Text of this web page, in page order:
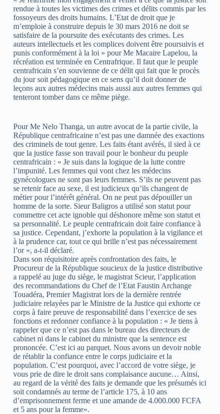
rendue à toutes les victimes des crimes et délits commis par les
fossoyeurs des droits humains. L’Etat de droit que je
m’emploie à construire depuis le 30 mars 2016 ne doit se
satisfaire de la poursuite des exécutants des crimes. Les
auteurs intellectuels et les complices doivent être poursuivis et
punis conformément à la loi » pour Me Macaire Lapelou, la
récréation est terminée en Centrafrique. Il faut que le peuple
centrafricain s’en souvienne de ce délit qui fait que le procès
du jour soit pédagogique en ce sens qu’il doit donner de
leçons aux autres médecins mais aussi aux autres femmes qui
tenteront tomber dans ce même piège.
Pour Me Nelo Thanga, un autre avocat de la partie civile, la
République centrafricaine n’est pas une damnée des exactions
des criminels de tout genre. Les faits étant avérés, il sied à ce
que la justice fasse son travail pour le bonheur du peuple
centrafricain : « Je suis dans la logique de la lutte contre
l’impunité. Les femmes qui vont chez les médecins
gynécologues ne sont pas leurs femmes. S’ils ne peuvent pas
se retenir face au sexe, il est judicieux qu’ils changent de
métier pour l’intérêt général. On ne peut pas dépouiller un
homme de la sorte. Sieur Baligros a utilisé son statut pour
commettre cet acte ignoble qui déshonore même son statut et
sa personnalité. Le peuple centrafricain doit faire confiance à
sa justice. Cependant, j’exhorte la population à la vigilance et
à la prudence car, tout ce qui brille n’est pas nécessairement
l’or », a-t-il déclaré.
Dans son réquisitoire après confrontation des faits, le
Procureur de la République soucieux de la justice distributive
a rappelé au juge du siège, le magistrat Scieur, l’application
des recommandations du Chef de l’Etat Faustin Archange
Touadéra, Premier Magistrat lors de la dernière rentrée
judiciaire relayées par le Ministre de la Justice qui exhorte ce
corps à faire preuve de responsabilité dans l’exercice de ses
fonctions et redonner confiance à la population : « Je tiens à
rappeler que ce n’est pas dans le bureau des directeurs de
cabinet ni dans le cabinet du ministre que la sentence est
prononcée. C’est ici au parquet. Nous avons un devoir noble
de rétablir la confiance entre le corps judiciaire et la
population. C’est pourquoi, avec l’accord de votre siège, je
vous prie de dire le droit sans complaisance aucune… Ainsi,
au regard de la vérité des faits je demande que les présumés ici
soit condamnés au terme de l’article 175, à 10 ans
d’emprisonnement ferme et une amande de 4.000.000 FCFA
et 5 ans pour la femme».